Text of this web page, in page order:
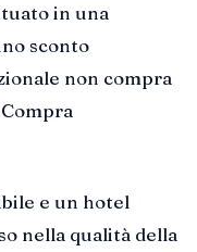
in una
sconto
non compra
e un hotel
nella qualità della